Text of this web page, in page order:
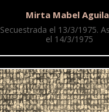
Mirta Mabel
Secuestrada el 13/3/1975.
el 14/3/1975